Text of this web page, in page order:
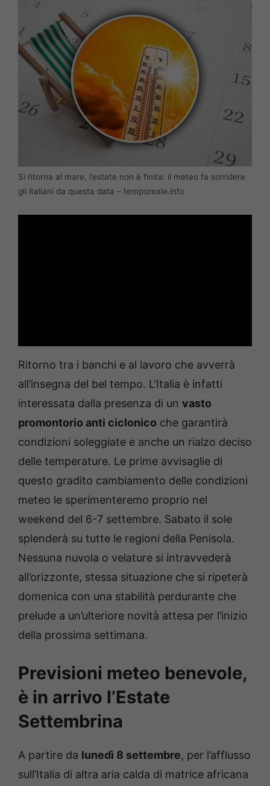
Si ritorna al mare, l’estate non è finita: il meteo fa sorridere
gli italiani da questa data – temporeale.info
Ritorno tra i banchi e al lavoro che avverrà
all’insegna del bel tempo. L’Italia è infatti
interessata dalla presenza di un vasto
promontorio anti ciclonico che garantirà
condizioni soleggiate e anche un rialzo deciso
delle temperature. Le prime avvisaglie di
questo gradito cambiamento delle condizioni
meteo le sperimenteremo proprio nel
weekend del 6-7 settembre. Sabato il sole
splenderà su tutte le regioni della Penisola.
Nessuna nuvola o velature si intravvederà
all’orizzonte, stessa situazione che si ripeterà
domenica con una stabilità perdurante che
prelude a un’ulteriore novità attesa per l’inizio
della prossima settimana.
Previsioni meteo benevole,
è in arrivo l’Estate
Settembrina
A partire da lunedì 8 settembre, per l’afflusso
sull’Italia di altra aria calda di matrice africana